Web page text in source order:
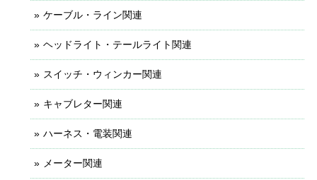
ケーブル・ライン関連
ヘッドライト・テールライト関連
スイッチ・ウィンカー関連
キャブレター関連
ハーネス・電装関連
メーター関連